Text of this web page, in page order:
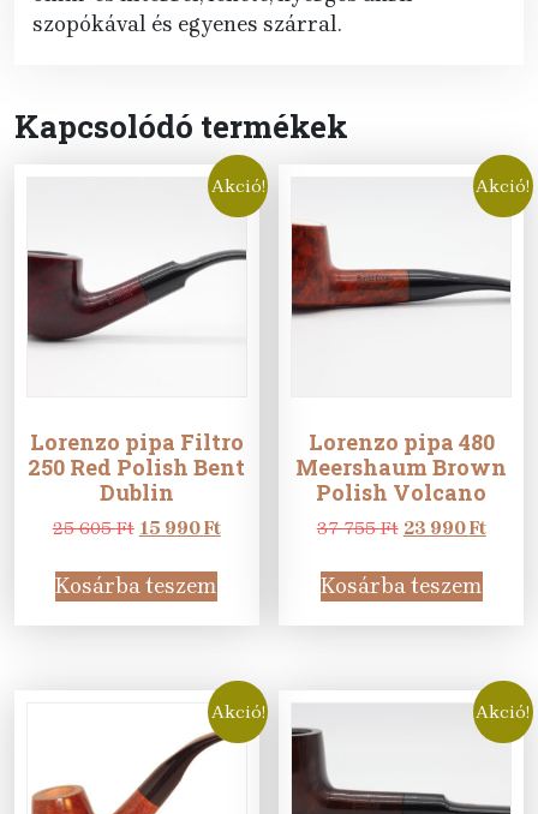
szopókával és egyenes szárral.
Kapcsolódó termékek
Akció!
Lorenzo pipa Filtro
250 Red Polish Bent
Dublin
25 605Ft Original
was:
25
605 Ft.
15 990FtCurrent
990 Ft.
Kosárba teszem
Akció!
Lorenzo pipa 480
Meershaum Brown
Polish Volcano
37 755Ft Original
was:
37
755 Ft.
23 990Ft
990
Kosárba teszem
Akció! Akció!